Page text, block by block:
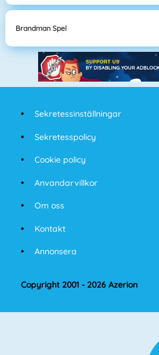
Brandman Spel
Sekretessinställningar
Sekretesspolicy
Cookie policy
Anvandarvillkor
Om oss
Kontakt
Annonsera
Copyright 2001 - 2026 Azerion